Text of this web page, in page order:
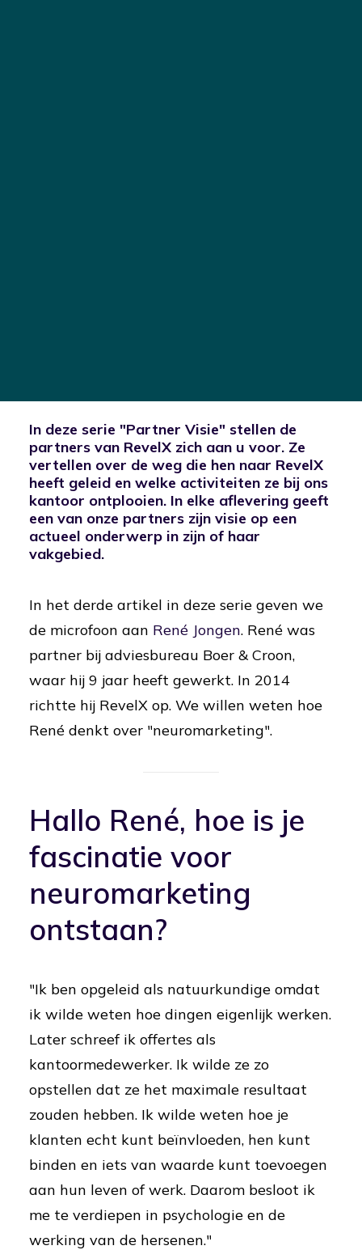
In deze serie "Partner Visie" stellen de
partners van RevelX zich aan u voor. Ze
vertellen over de weg die hen naar RevelX
heeft geleid en welke activiteiten ze bij ons
kantoor ontplooien. In elke aflevering geeft
een van onze partners zijn visie op een
actueel onderwerp in zijn of haar
vakgebied.
In het derde artikel in deze serie geven we
de microfoon aan René Jongen. René was
partner bij adviesbureau Boer & Croon,
waar hij 9 jaar heeft gewerkt. In 2014
richtte hij RevelX op. We willen weten hoe
René denkt over "neuromarketing".
Hallo René, hoe is je
fascinatie voor
neuromarketing
ontstaan?
"Ik ben opgeleid als natuurkundige omdat
ik wilde weten hoe dingen eigenlijk werken.
Later schreef ik offertes als
kantoormedewerker. Ik wilde ze zo
opstellen dat ze het maximale resultaat
zouden hebben. Ik wilde weten hoe je
klanten echt kunt beïnvloeden, hen kunt
binden en iets van waarde kunt toevoegen
aan hun leven of werk. Daarom besloot ik
me te verdiepen in psychologie en de
werking van de hersenen."